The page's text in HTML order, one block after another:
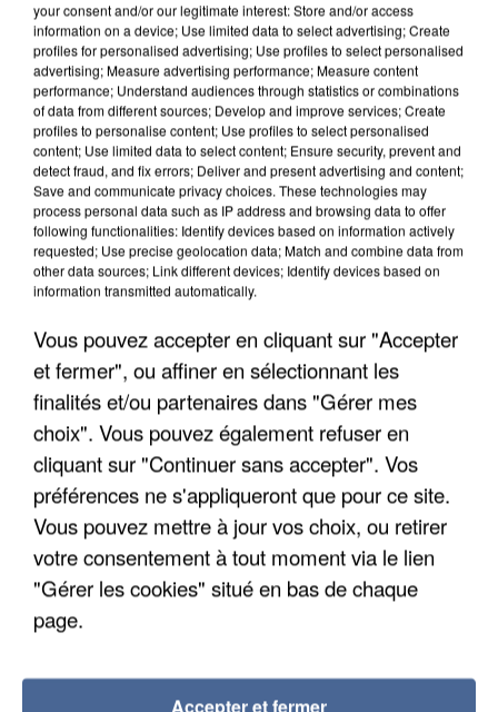
UNE TOURISTE DE L’OISE EMPORTÉE PAR UNE
your consent and/or our legitimate interest: Store and/or access
information on a device; Use limited data to select advertising; Create
profiles for personalised advertising; Use profiles to select personalised
advertising; Measure advertising performance; Measure content
performance; Understand audiences through statistics or combinations
of data from different sources; Develop and improve services; Create
profiles to personalise content; Use profiles to select personalised
content; Use limited data to select content; Ensure security, prevent and
detect fraud, and fix errors; Deliver and present advertising and content;
Save and communicate privacy choices. These technologies may
process personal data such as IP address and browsing data to offer
following functionalities: Identify devices based on information actively
requested; Use precise geolocation data; Match and combine data from
other data sources; Link different devices; Identify devices based on
information transmitted automatically.
Vous pouvez accepter en cliquant sur "Accepter
et fermer", ou affiner en sélectionnant les
finalités et/ou partenaires dans "Gérer mes
choix". Vous pouvez également refuser en
cliquant sur "Continuer sans accepter". Vos
préférences ne s'appliqueront que pour ce site.
Vous pouvez mettre à jour vos choix, ou retirer
votre consentement à tout moment via le lien
"Gérer les cookies" situé en bas de chaque
page.
Accepter et fermer